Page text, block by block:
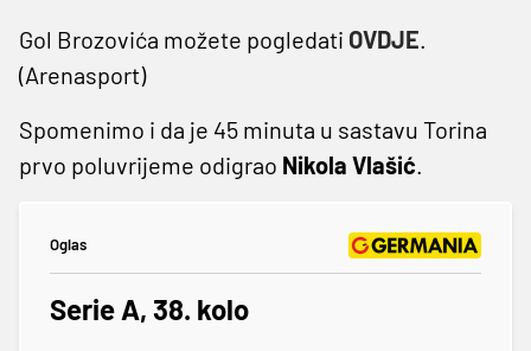
Gol Brozovića možete pogledati OVDJE.
(Arenasport)
Spomenimo i da je 45 minuta u sastavu Torina
prvo poluvrijeme odigrao Nikola Vlašić.
Oglas
Serie A, 38. kolo